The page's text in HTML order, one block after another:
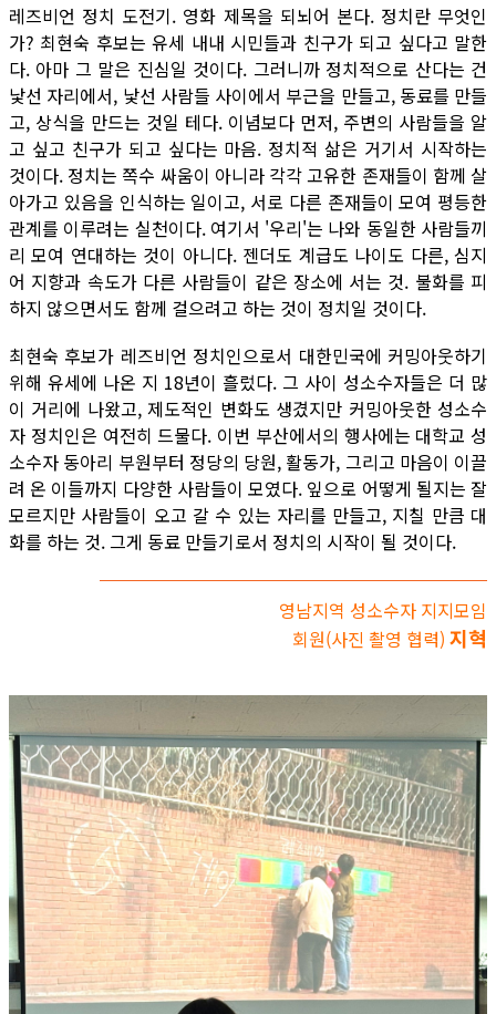
레즈비언 정치 도전기. 영화 제목을 되뇌어 본다. 정치란 무엇인
가? 최현숙 후보는 유세 내내 시민들과 친구가 되고 싶다고 말한
다. 아마 그 말은 진심일 것이다. 그러니까 정치적으로 산다는 건
낯선 자리에서, 낯선 사람들 사이에서 부근을 만들고, 동료를 만들
고, 상식을 만드는 것일 테다. 이념보다 먼저, 주변의 사람들을 알
고 싶고 친구가 되고 싶다는 마음. 정치적 삶은 거기서 시작하는
것이다. 정치는 쪽수 싸움이 아니라 각각 고유한 존재들이 함께 살
아가고 있음을 인식하는 일이고, 서로 다른 존재들이 모여 평등한
관계를 이루려는 실천이다. 여기서 '우리'는 나와 동일한 사람들끼
리 모여 연대하는 것이 아니다. 젠더도 계급도 나이도 다른, 심지
어 지향과 속도가 다른 사람들이 같은 장소에 서는 것. 불화를 피
하지 않으면서도 함께 걸으려고 하는 것이 정치일 것이다.
최현숙 후보가 레즈비언 정치인으로서 대한민국에 커밍아웃하기
위해 유세에 나온 지 18년이 흘렀다. 그 사이 성소수자들은 더 많
이 거리에 나왔고, 제도적인 변화도 생겼지만 커밍아웃한 성소수
자 정치인은 여전히 드물다. 이번 부산에서의 행사에는 대학교 성
소수자 동아리 부원부터 정당의 당원, 활동가, 그리고 마음이 이끌
려 온 이들까지 다양한 사람들이 모였다. 잎으로 어떻게 될지는 잘
모르지만 사람들이 오고 갈 수 있는 자리를 만들고, 지칠 만큼 대
화를 하는 것. 그게 동료 만들기로서 정치의 시작이 될 것이다.
영남지역 성소수자 지지모임
회원(사진 촬영 협력) 지혁